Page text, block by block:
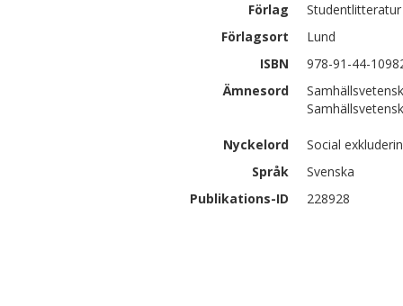
Förlag
Studentlitteratur
Förlagsort
Lund
ISBN
978-91-44-
Ämnesord
Nyckelord
Social
Språk
Svenska
Publikations-ID
228928